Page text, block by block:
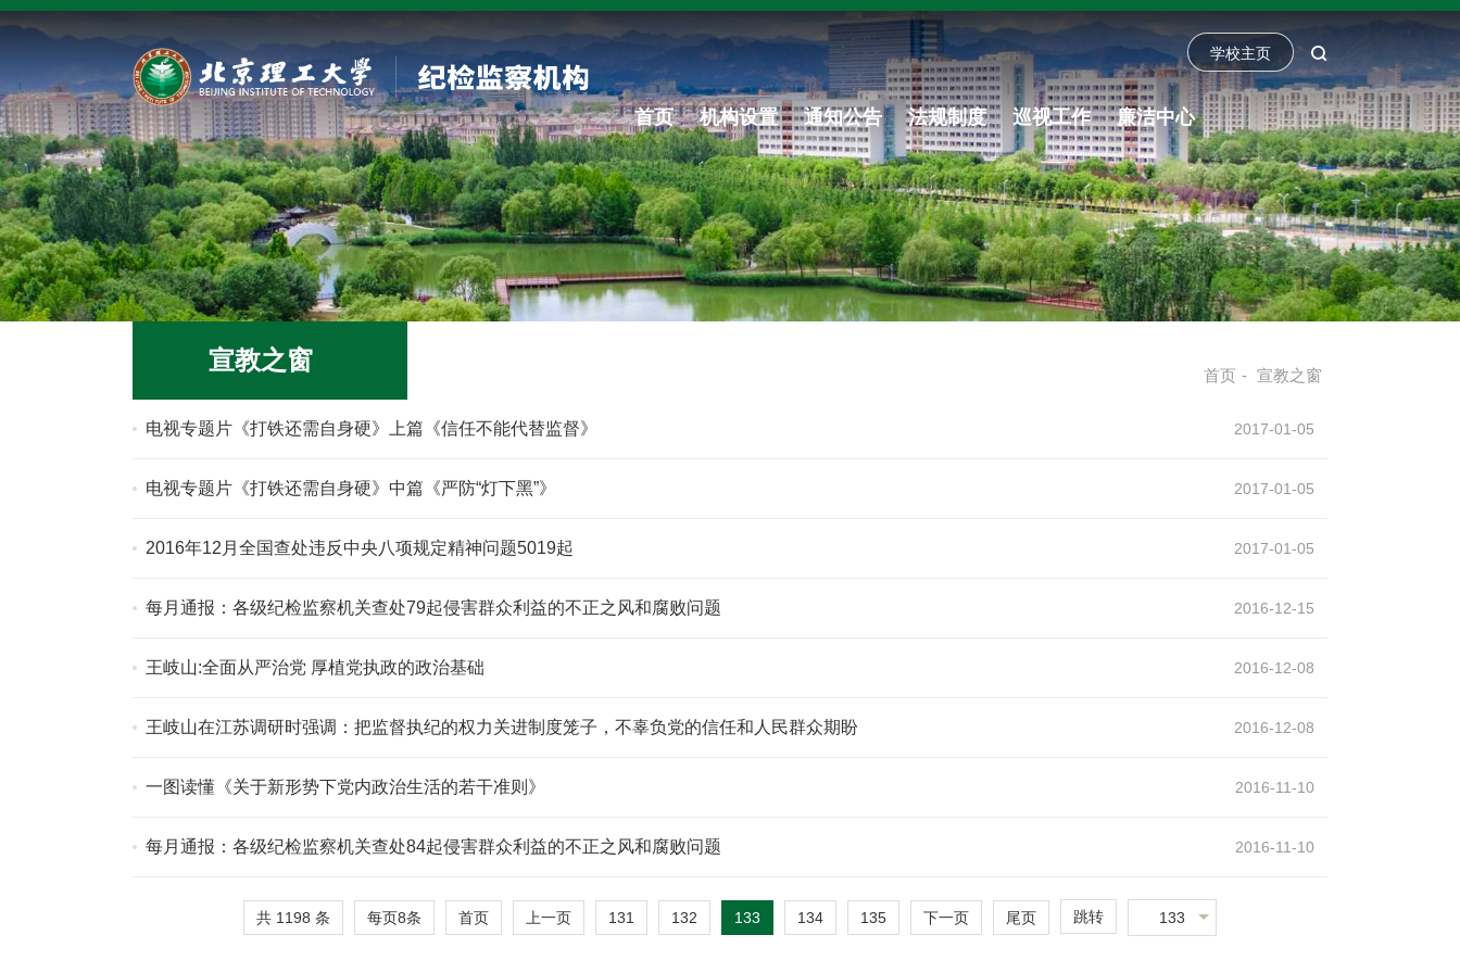
学校主页
首页 机构设置 通知公告 法规制度 巡视工作 廉洁中心
宣教之窗
首页 - 宣教之窗
电视专题片《打铁还需自身硬》上篇《信任不能代替监督》 2017-01-05
电视专题片《打铁还需自身硬》中篇《严防“灯下黑”》 2017-01-05
2016年12月全国查处违反中央八项规定精神问题5019起 2017-01-05
每月通报：各级纪检监察机关查处79起侵害群众利益的不正之风和腐败问题 2016-12-15
王岐山:全面从严治党 厚植党执政的政治基础 2016-12-08
王岐山在江苏调研时强调：把监督执纪的权力关进制度笼子，不辜负党的信任和人民群众期盼 2016-12-08
一图读懂《关于新形势下党内政治生活的若干准则》 2016-11-10
每月通报：各级纪检监察机关查处84起侵害群众利益的不正之风和腐败问题 2016-11-10
共 1198 条 每页8条 首页 上一页 131 132 133 134 135 下一页 尾页 跳转 133